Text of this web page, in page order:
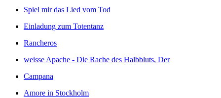
Spiel mir das Lied vom Tod
Einladung zum Totentanz
Rancheros
weisse Apache - Die Rache des Halbbluts, Der
Campana
Amore in Stockholm